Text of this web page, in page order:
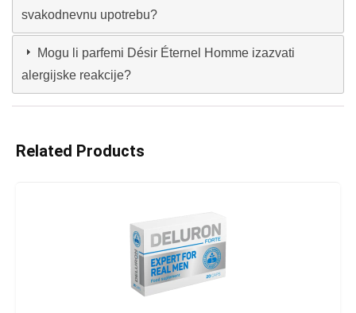
svakodnevnu upotrebu?
Mogu li parfemi Désir Éternel Homme izazvati
alergijske reakcije?
Related Products